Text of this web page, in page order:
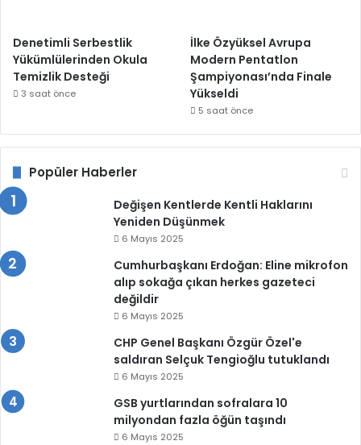
Denetimli Serbestlik
Yükümlülerinden Okula
Temizlik Desteği
3 saat önce
İlke Özyüksel Avrupa
Modern Pentatlon
Şampiyonası’nda Finale
Yükseldi
5 saat önce
Popüler Haberler
Değişen Kentlerde Kentli Haklarını
Yeniden Düşünmek
6 Mayıs 2025
Cumhurbaşkanı Erdoğan: Eline mikrofon
alıp sokağa çıkan herkes gazeteci
değildir
6 Mayıs 2025
CHP Genel Başkanı Özgür Özel'e
saldıran Selçuk Tengioğlu tutuklandı
6 Mayıs 2025
GSB yurtlarından sofralara 10
milyondan fazla öğün taşındı
6 Mayıs 2025